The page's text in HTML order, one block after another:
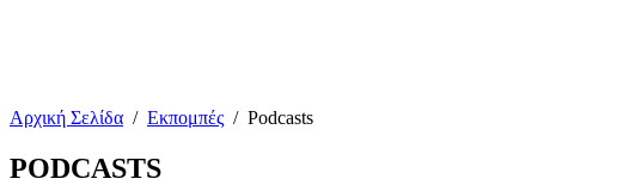
Αρχική Σελίδα / Εκπομπές / Podcasts
PODCASTS